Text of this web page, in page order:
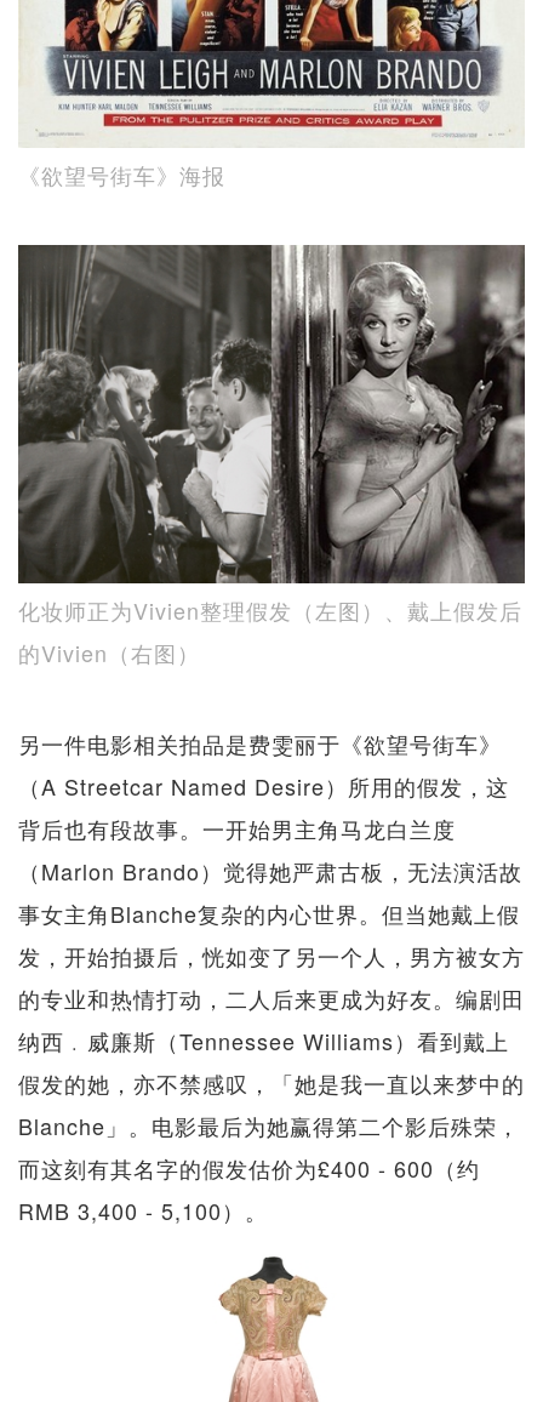
《欲望号街车》海报
化妆师正为Vivien整理假发（左图）、戴上假发后
的Vivien​（右图）
另一件电影相关拍品是费雯丽于《欲望号街车》
（A Streetcar Named Desire）所用的假发，这
背后也有段故事。一开始男主角马龙白兰度
（Marlon Brando）觉得她严肃古板，无法演活故
事女主角Blanche复杂的内心世界。但当她戴上假
发，开始拍摄后，恍如变了另一个人，男方被女方
的专业和热情打动，二人后来更成为好友。编剧田
纳西﹒威廉斯（Tennessee Williams）看到戴上
假发的她，亦不禁感叹，「她是我一直以来梦中的
Blanche」。电影最后为她赢得第二个影后殊荣，
而这刻有其名字的假发估价为£400 - 600（约
RMB 3,400 - 5,100）。